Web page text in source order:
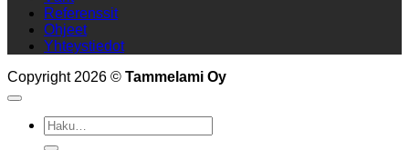
Referenssit
Ohjeet
Yhteystiedot
Copyright 2026 © Tammelami Oy
Etsi: